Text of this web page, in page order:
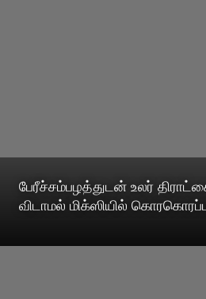
பேரீச்சம்பழத்துடன் உலர்
விடாமல் மிக்ஸியில்